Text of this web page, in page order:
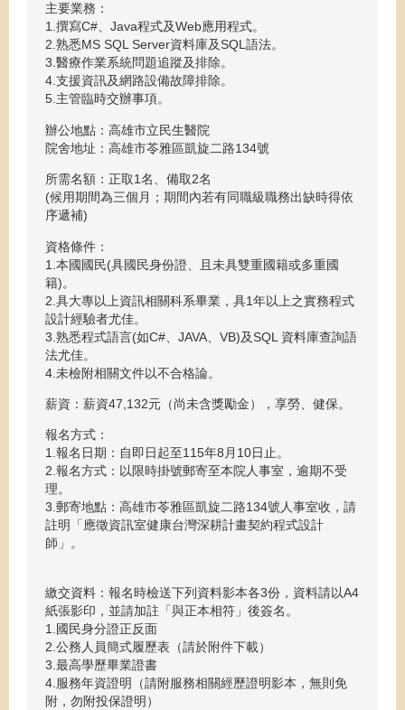
主要業務：
1.撰寫C#、Java程式及Web應用程式。
2.熟悉MS SQL Server資料庫及SQL語法。
3.醫療作業系統問題追蹤及排除。
4.支援資訊及網路設備故障排除。
5.主管臨時交辦事項。
辦公地點：高雄市立民生醫院
院舍地址：高雄市苓雅區凱旋二路134號
所需名額：正取1名、備取2名
(候用期間為三個月；期間內若有同職級職務出缺時得依
序遞補)
資格條件：
1.本國國民(具國民身份證、且未具雙重國籍或多重國
籍)。
2.具大專以上資訊相關科系畢業，具1年以上之實務程式
設計經驗者尤佳。
3.熟悉程式語言(如C#、JAVA、VB)及SQL 資料庫查詢語
法尤佳。
4.未檢附相關文件以不合格論。
薪資：薪資47,132元（尚未含獎勵金），享勞、健保。
報名方式：
1.報名日期：自即日起至115年8月10日止。
2.報名方式：以限時掛號郵寄至本院人事室，逾期不受
理。
3.郵寄地點：高雄市苓雅區凱旋二路134號人事室收，請
註明「應徵資訊室健康台灣深耕計畫契約程式設計
師」。
繳交資料：報名時檢送下列資料影本各3份，資料請以A4
紙張影印，並請加註「與正本相符」後簽名。
1.國民身分證正反面
2.公務人員簡式履歷表（請於附件下載）
3.最高學歷畢業證書
4.服務年資證明（請附服務相關經歷證明影本，無則免
附，勿附投保證明）